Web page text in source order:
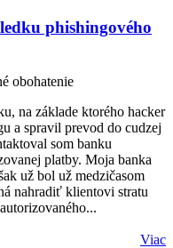
phishingového
obohatenie
na základe ktorého hacker
a spravil prevod do cudzej
som banku
platby. Moja banka
už bol už medzičasom
nahradiť klientovi stratu
Viac